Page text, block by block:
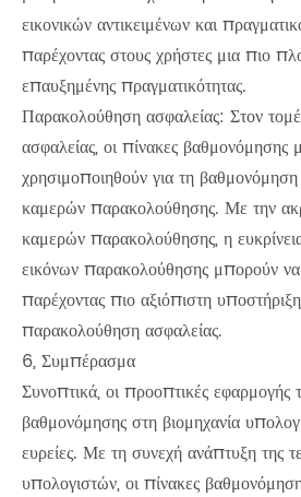
εικονικών αντικειμένων και
παρέχοντας στους χρήστες μια πιο
επαυξημένης πραγματικότητας.
Παρακολούθηση ασφαλείας: Στον
ασφαλείας, οι πίνακες
χρησιμοποιηθούν για τη
καμερών παρακολούθησης. Με την
καμερών παρακολούθησης, η
εικόνων παρακολούθησης μπορούν
παρέχοντας πιο αξιόπιστη
παρακολούθηση ασφαλείας.
6, Συμπέρασμα
Συνοπτικά, οι προοπτικές
βαθμονόμησης στη βιομηχανία
ευρείες. Με τη συνεχή ανάπτυξη της
υπολογιστών, οι πίνακες